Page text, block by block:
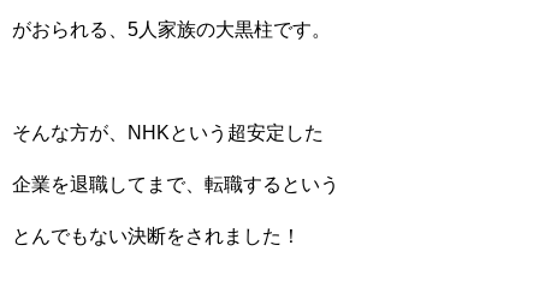
がおられる、5人家族の大黒柱です。
そんな方が、NHKという超安定した
企業を退職してまで、転職するという
とんでもない決断をされました！